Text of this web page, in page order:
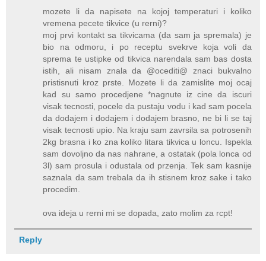
mozete li da napisete na kojoj temperaturi i koliko
vremena pecete tikvice (u rerni)?
moj prvi kontakt sa tikvicama (da sam ja spremala) je
bio na odmoru, i po receptu svekrve koja voli da
sprema te ustipke od tikvica narendala sam bas dosta
istih, ali nisam znala da @ocediti@ znaci bukvalno
pristisnuti kroz prste. Mozete li da zamislite moj ocaj
kad su samo procedjene *nagnute iz cine da iscuri
visak tecnosti, pocele da pustaju vodu i kad sam pocela
da dodajem i dodajem i dodajem brasno, ne bi li se taj
visak tecnosti upio. Na kraju sam zavrsila sa potrosenih
2kg brasna i ko zna koliko litara tikvica u loncu. Ispekla
sam dovoljno da nas nahrane, a ostatak (pola lonca od
3l) sam prosula i odustala od przenja. Tek sam kasnije
saznala da sam trebala da ih stisnem kroz sake i tako
procedim.
ova ideja u rerni mi se dopada, zato molim za rcpt!
Reply